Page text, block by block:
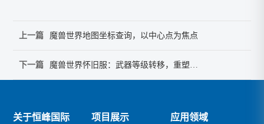
上一篇 魔兽世界地图坐标查询，以中心点为焦点
下一篇
关于恒峰国际 项目展示 应用领域